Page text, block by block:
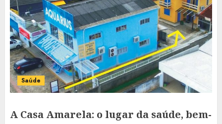
Saúde
A Casa Amarela: o lugar da saúde, bem-